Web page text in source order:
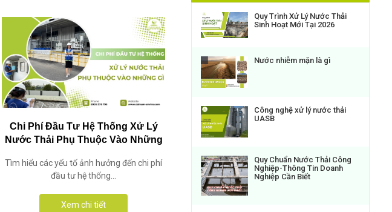
Chi Phí Đầu Tư Hệ Thống Xử Lý
Nước Thải Phụ Thuộc Vào Những
Tìm hiểu các yếu tố ảnh hưởng đến chi phí
đầu tư hệ thống...
Xem chi tiết
Quy Trình Xử Lý Nước Thải
Sinh Hoạt Mới Tại 2026
Nước nhiễm mặn là gì
Công nghệ xử lý nước thải
UASB
Quy Chuẩn Nước Thải Công
Nghiệp-Thông Tin Doanh
Nghiệp Cần Biết